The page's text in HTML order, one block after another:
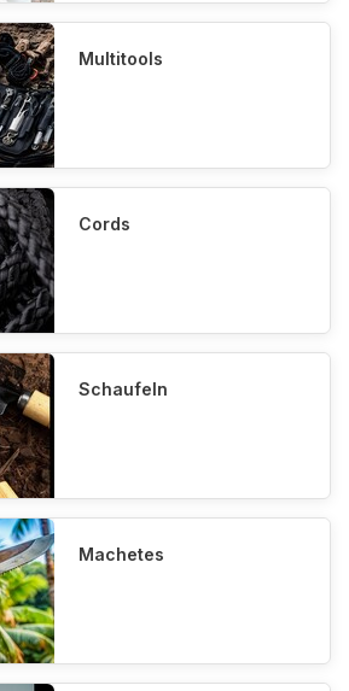
Multitools
Cords
Schaufeln
Machetes